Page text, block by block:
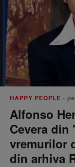
HAPPY PEOPLE •
Alfonso
Cevera din
vremurilor
din arhiva